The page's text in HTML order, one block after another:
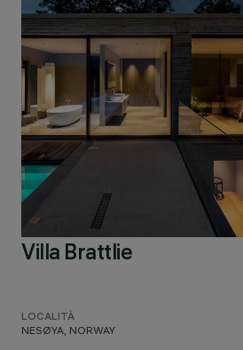
Villa Brattlie
LOCALITÀ
NESØYA, NORWAY